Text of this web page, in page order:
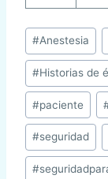
Etiquetas
de
la
entrada:
#Anestesia
#Historias de
#paciente
#seguridad
#